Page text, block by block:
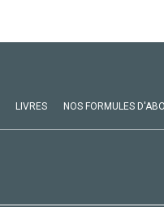
LIVRES NOS FORMULES